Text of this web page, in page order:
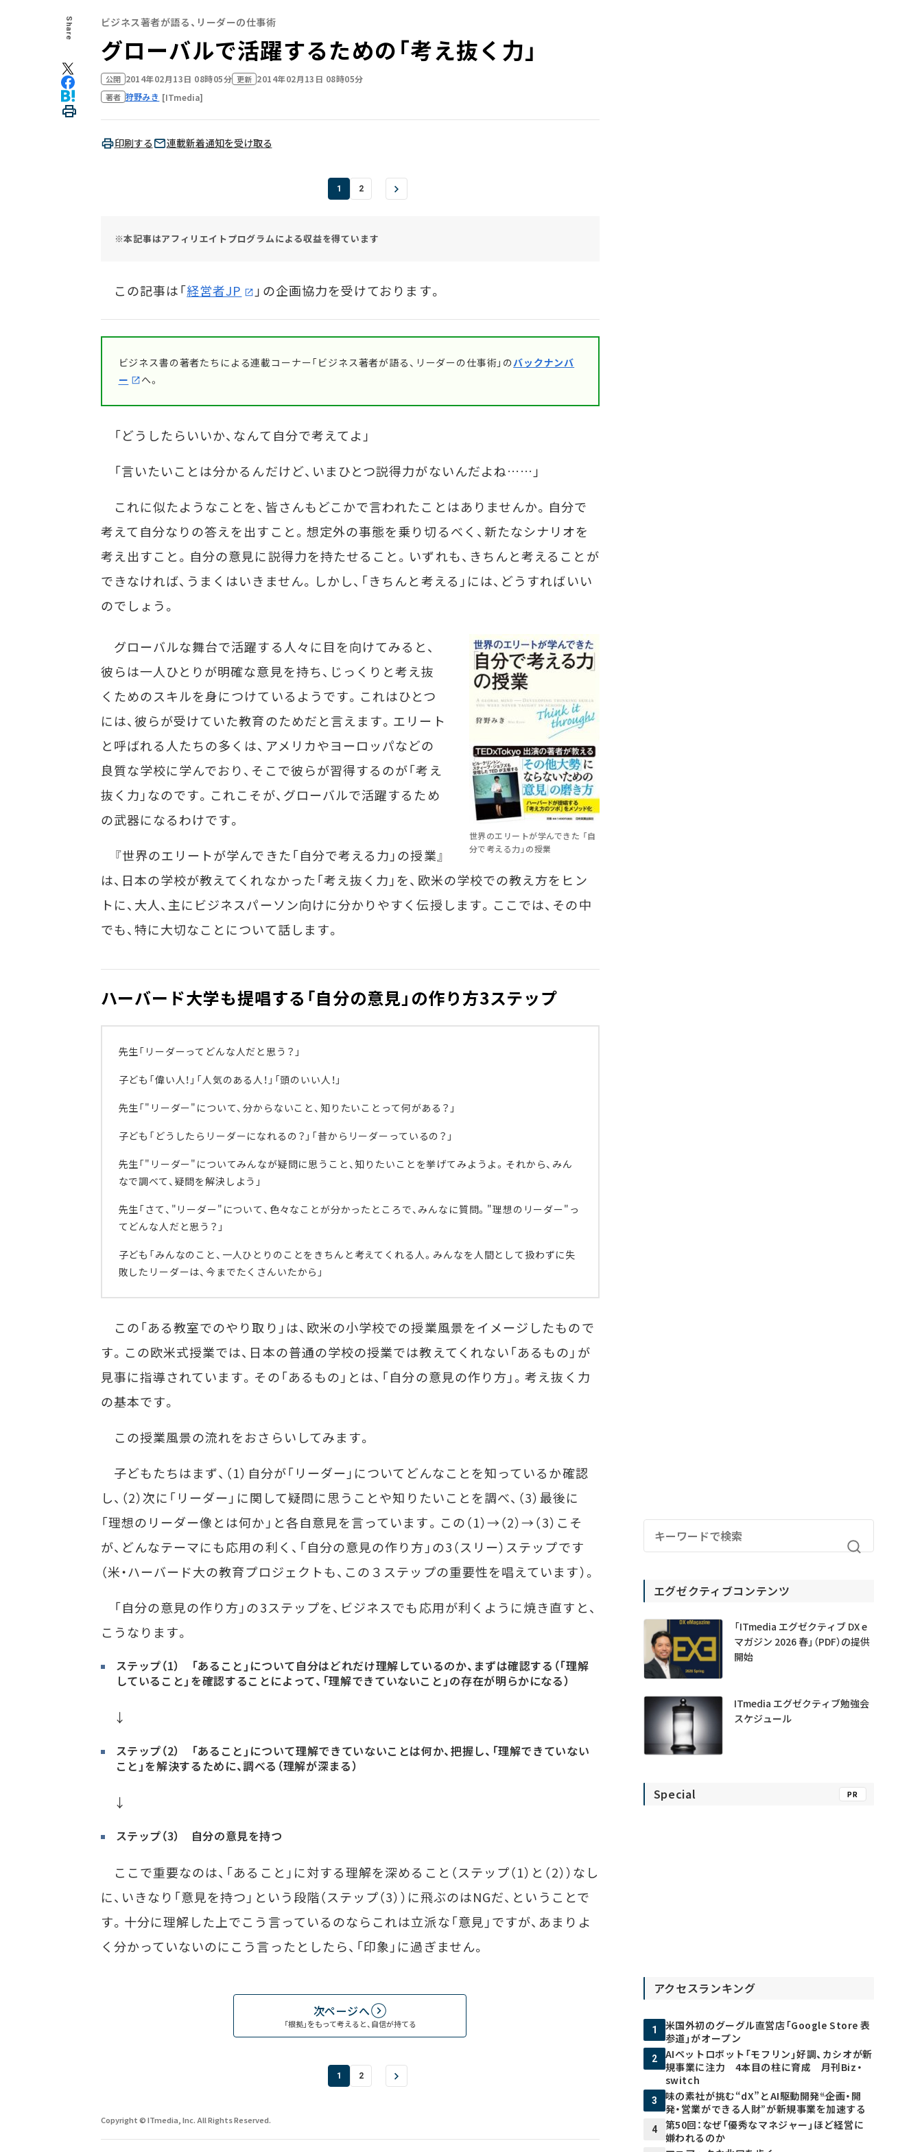
Share ビジネス著者が語る、リーダーの仕事術
グローバルで活躍するための「考え抜く力」
公開 2014年02月13日 08時05分 更新 2014年02月13日 08時05分
著者 狩野みき [ITmedia]
印刷する 連載新着通知を受け取る
1 2
※本記事はアフィリエイトプログラムによる収益を得ています
この記事は「経営者JP 」の企画協力を受けております。
ビジネス書の著者たちによる連載コーナー「ビジネス著者が語る、リーダーの仕事術」のバックナンバ
ー
へ。
「どうしたらいいか、なんて自分で考えてよ」
「言いたいことは分かるんだけど、いまひとつ説得力がないんだよね……」
これに似たようなことを、皆さんもどこかで言われたことはありませんか。自分で
考えて自分なりの答えを出すこと。想定外の事態を乗り切るべく、新たなシナリオを
考え出すこと。自分の意見に説得力を持たせること。いずれも、きちんと考えることが
できなければ、うまくはいきません。しかし、「きちんと考える」には、どうすればいい
のでしょう。
世界のエリートが学んできた 「自
分で考える力」の授業
グローバルな舞台で活躍する人々に目を向けてみると、
彼らは一人ひとりが明確な意見を持ち、じっくりと考え抜
くためのスキルを身につけているようです。これはひとつ
には、彼らが受けていた教育のためだと言えます。エリート
と呼ばれる人たちの多くは、アメリカやヨーロッパなどの
良質な学校に学んでおり、そこで彼らが習得するのが「考え
抜く力」なのです。これこそが、グローバルで活躍するため
の武器になるわけです。
『世界のエリートが学んできた「自分で考える力」の授業』
は、日本の学校が教えてくれなかった「考え抜く力」を、欧米の学校での教え方をヒン
トに、大人、主にビジネスパーソン向けに分かりやすく伝授します。ここでは、その中
でも、特に大切なことについて話します。
ハーバード大学も提唱する「自分の意見」の作り方3ステップ
先生「リーダーってどんな人だと思う？」
子ども「偉い人！」「人気のある人！」「頭のいい人！」
先生「"リーダー"について、分からないこと、知りたいことって何がある？」
子ども「どうしたらリーダーになれるの？」「昔からリーダーっているの？」
先生「"リーダー"についてみんなが疑問に思うこと、知りたいことを挙げてみようよ。それから、みん
なで調べて、疑問を解決しよう」
先生「さて、"リーダー"について、色々なことが分かったところで、みんなに質問。"理想のリーダー"っ
てどんな人だと思う？」
子ども「みんなのこと、一人ひとりのことをきちんと考えてくれる人。みんなを人間として扱わずに失
敗したリーダーは、今までたくさんいたから」
この「ある教室でのやり取り」は、欧米の小学校での授業風景をイメージしたもので
す。この欧米式授業では、日本の普通の学校の授業では教えてくれない「あるもの」が
見事に指導されています。その「あるもの」とは、「自分の意見の作り方」。考え抜く力
の基本です。
この授業風景の流れをおさらいしてみます。
子どもたちはまず、（1）自分が「リーダー」についてどんなことを知っているか確認
し、（2）次に「リーダー」に関して疑問に思うことや知りたいことを調べ、（3）最後に
「理想のリーダー像とは何か」と各自意見を言っています。この（1）→（2）→（3）こそ
が、どんなテーマにも応用の利く、「自分の意見の作り方」の3（スリー）ステップです
（米・ハーバード大の教育プロジェクトも、この３ステップの重要性を唱えています）。
「自分の意見の作り方」の3ステップを、ビジネスでも応用が利くように焼き直すと、
こうなります。
ステップ（1） 「あること」について自分はどれだけ理解しているのか、まずは確認する（「理解
していること」を確認することによって、「理解できていないこと」の存在が明らかになる）
↓
ステップ（2） 「あること」について理解できていないことは何か、把握し、「理解できていない
こと」を解決するために、調べる（理解が深まる）
↓
ステップ（3） 自分の意見を持つ
ここで重要なのは、「あること」に対する理解を深めること（ステップ（1）と（2））なし
に、いきなり「意見を持つ」という段階（ステップ（3））に飛ぶのはNGだ、ということで
す。十分に理解した上でこう言っているのならこれは立派な「意見」ですが、あまりよ
く分かっていないのにこう言ったとしたら、「印象」に過ぎません。
次ページへ
「根拠」をもって考えると、自信が持てる
1 2
Copyright © ITmedia, Inc. All Rights Reserved.
エグゼクティブコンテンツ
「ITmedia エグゼクティブ DX e
マガジン 2026 春」（PDF）の提供
開始
ITmedia エグゼクティブ勉強会
スケジュール
Special PR
アクセスランキング
1
米国外初のグーグル直営店「Google Store 表
参道」がオープン
2
AIペットロボット「モフリン」好調、カシオが新
規事業に注力 4本目の柱に育成 月刊Biz・
switch
3
味の素社が挑む“dX”とAI駆動開発――“企画・開
発・営業ができる人財”が新規事業を加速する
4
第50回：なぜ「優秀なマネジャー」ほど経営に
嫌われるのか